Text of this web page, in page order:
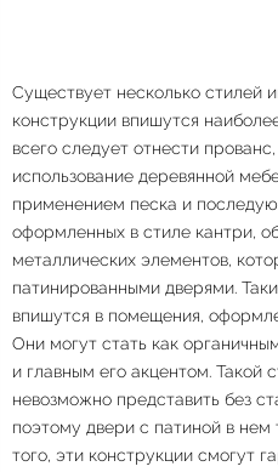
Существует несколько стилей
конструкции впишутся
всего следует отнести
использование деревянной
применением песка и
оформленных в стиле кантри,
металлических элементов,
патинированными дверями.
впишутся в помещения,
Они могут стать как
и главным его акцентом. Такой
невозможно представить без
поэтому двери с патиной в
того, эти конструкции смогут